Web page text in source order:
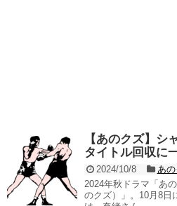
【あのクズ】シ
タイトル回収に
2024/10/8
あ
2024年秋ドラマ「あ
のクズ）」。10月8日